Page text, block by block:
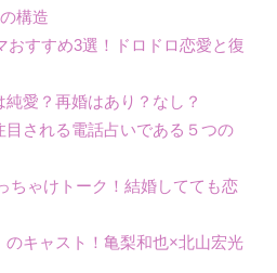
構造
おすすめ3選！ドロドロ恋愛と復
愛？再婚はあり？なし？
目される電話占いである５つの
ちゃけトーク！結婚してても恋
のキャスト！亀梨和也×北山宏光